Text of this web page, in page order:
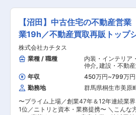
円（平均1500万円）ほどで、個人で中古
購入してリフォームするよりも、販売価格
られるため売りやすい状況です。 ■研修： 週に1
回全国の営業が集まるテレビ会議があり、
例や市場の共有を行い、ノウハウを蓄積す
ができます。 また、チーム交流も盛んな
隔週火曜日＋他２日フリーシフトで取得）
日祝の希望休取得も可能です。夏期休暇、
暇、慶弔休暇だけでなく、結婚出産お祝い
ステップアップ休暇など特別休暇も充実し
す。 ■給与： 安定した固定給のほか、毎月販売
早期キャリアアップを叶えたい方（早い方
後数年で店舗マネージャーに） 「不動産買取再販
の販売戸数ランキング1位」「20代が選ぶ
きる企業2位」の当社にて、中古住宅の買
フォーム・商品化、販売を行う営業職をお
ます。全て一気通貫で関われる部分が魅力
■業務の流れ： 1）物件調査＆仕入れ 自社サイト
への問合せや、不動産仲介会社から案内い
た案件などが買取対象になります。テレア
新規開拓はなく、毎月約7-8件内覧し、約1
約成立となります。 (2)リフォーム企画 パートナ
ー工務店・チームと相談しながら、ターゲ
合う安心で住みやすい家を企画します。リ
ム工事は、パートナー工務店へ依頼し、完
【沼田】中古住宅の不動産営
業19h／不動産買取再販トップ
株式会社カチタス
業種 / 職種
内装・インテリア
仲介, 建設・不動
動産個人営業
年収 450万円~799万円
勤務地
群馬県桐生市美原
〜プライム上場／創業47年＆12年連続業
1位／ニトリと資本・業務提携〜 ＼こんな方はぜ